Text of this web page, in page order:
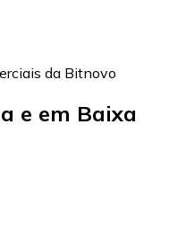
da Bitnovo
e em Baixa